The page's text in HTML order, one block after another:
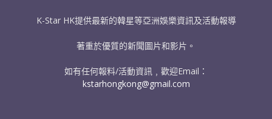
K-Star HK提供最新的韓星等亞洲娛樂資訊及活動報導
著重於優質的新聞圖片和影片。
如有任何報料/活動資訊﹐歡迎Email：
kstarhongkong@gmail.com